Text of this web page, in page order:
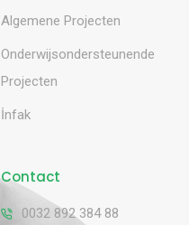
Algemene Projecten
Onderwijsondersteunende
Projecten
İnfak
Contact
0032 892 384 88